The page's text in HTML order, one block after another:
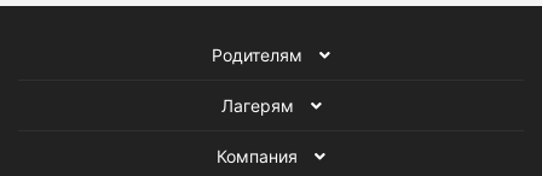
Родителям
Лагерям
Компания